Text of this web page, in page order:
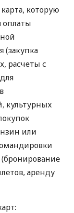
которую
оплаты
(закупка
расчеты с
культурных
или
аренду